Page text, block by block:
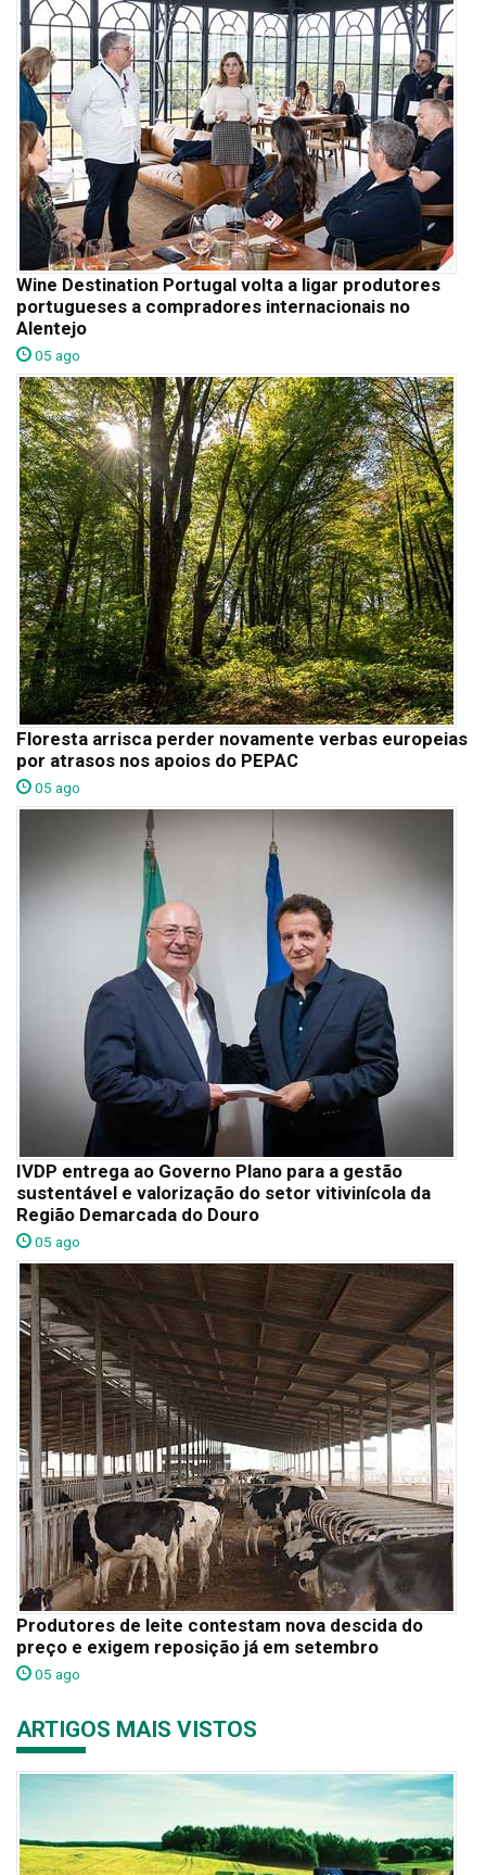
Wine Destination Portugal volta a ligar produtores
portugueses a compradores internacionais no
Alentejo
05 ago
Floresta arrisca perder novamente verbas europeias
por atrasos nos apoios do PEPAC
05 ago
IVDP entrega ao Governo Plano para a gestão
sustentável e valorização do setor vitivinícola da
Região Demarcada do Douro
05 ago
Produtores de leite contestam nova descida do
preço e exigem reposição já em setembro
05 ago
ARTIGOS MAIS VISTOS